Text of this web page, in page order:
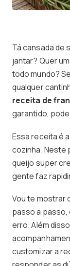
Tá cansada de
jantar? Quer
todo mundo?
qualquer
receita de
garantido,
Essa receita é
cozinha. Neste
queijo super
gente faz
Vou te mostrar
passo a
erro. Além
customizar a